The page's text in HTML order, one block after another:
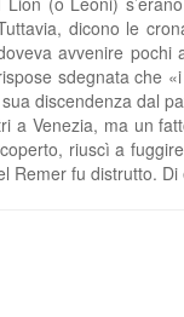
dicono le
avvenire pochi
sdegnata che
discendenza dal
a Venezia, ma un
riuscì a
Remer fu distrutto.